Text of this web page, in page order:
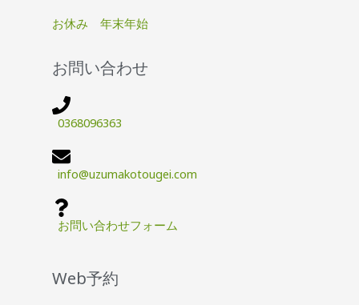
お休み 年末年始
お問い合わせ
0368096363
info@uzumakotougei.com
お問い合わせフォーム
Web予約